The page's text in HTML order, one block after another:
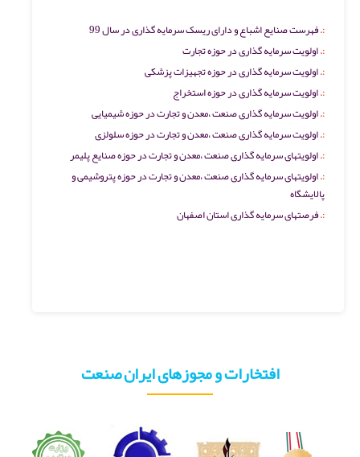
فهرست صنایع اشباع و دارای ریسک سرمایه گذاری در سال 99
اولویت سرمایه گذاری در حوزه تجارت
اولویت سرمایه گذاری در حوزه تجهیزات پزشکی
اولویت سرمایه گذاری در حوزه استخراج
اولویت سرمایه گذاری صنعت ،معدن و تجارت در حوزه شیمیایی
اولویت سرمایه گذاری صنعت ،معدن و تجارت در حوزه سلولزی
اولویتهای سرمایه گذاری صنعت ،معدن و تجارت در حوزه صنایع پلیمر
اولویتهای سرمایه گذاری صنعت ،معدن و تجارت در حوزه پتروشیمی و
پالایشگاه
فرصتهای سرمایه گذاری استان اصفهان
افتخارات و مجوزهای ایران صنعت